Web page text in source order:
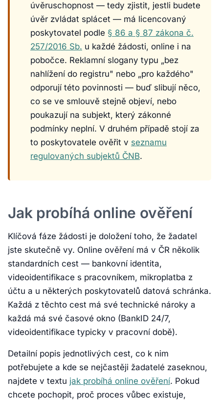
úvěruschopnost — tedy zjistit, jestli budete
úvěr zvládat splácet — má licencovaný
poskytovatel podle § 86 a § 87 zákona č.
257/2016 Sb. u každé žádosti, online i na
pobočce. Reklamní slogany typu „bez
nahlížení do registru" nebo „pro každého"
odporují této povinnosti — buď slibují něco,
co se ve smlouvě stejně objeví, nebo
poukazují na subjekt, který zákonné
podmínky neplní. V druhém případě stojí za
to poskytovatele ověřit v seznamu
regulovaných subjektů ČNB.
Jak probíhá online ověření
Klíčová fáze žádosti je doložení toho, že žadatel
jste skutečně vy. Online ověření má v ČR několik
standardních cest — bankovní identita,
videoidentifikace s pracovníkem, mikroplatba z
účtu a u některých poskytovatelů datová schránka.
Každá z těchto cest má své technické nároky a
každá má své časové okno (BankID 24/7,
videoidentifikace typicky v pracovní době).
Detailní popis jednotlivých cest, co k nim
potřebujete a kde se nejčastěji žadatelé zaseknou,
najdete v textu jak probíhá online ověření. Pokud
chcete pochopit, proč proces vůbec existuje,